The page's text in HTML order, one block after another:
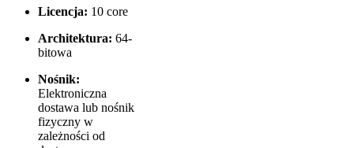
Licencja: 10 core
Architektura: 64-
bitowa
Nośnik:
Elektroniczna
dostawa lub nośnik
fizyczny w
zależności od